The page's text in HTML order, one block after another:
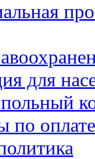
для
по